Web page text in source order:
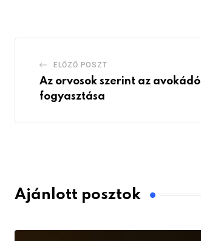
ELŐZŐ POSZT
Az orvosok szerint az avokádó
fogyasztása
Ajánlott posztok